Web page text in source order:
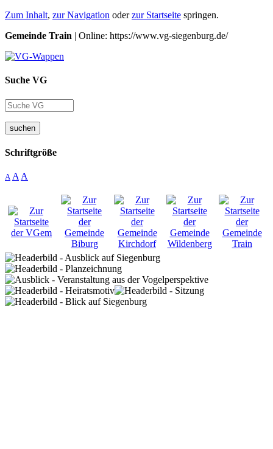
Zum Inhalt, zur Navigation oderzur Startseite springen.
Gemeinde Train | Online: https://www.vg-siegenburg.de/
Suche VG
suchen
Schriftgröße
A A A